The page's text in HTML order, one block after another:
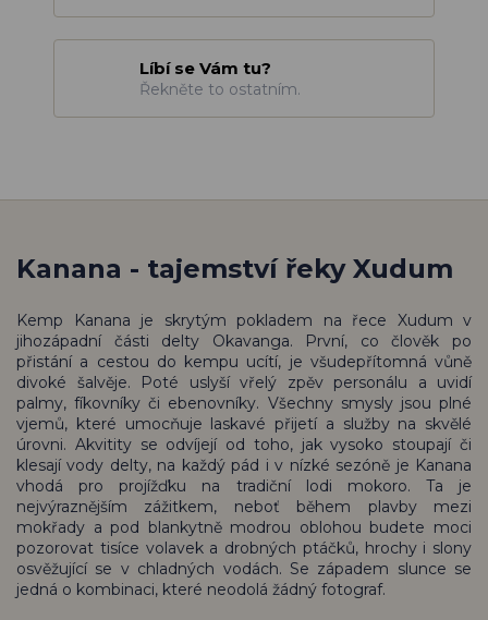
Líbí se Vám tu?
Řekněte to ostatním.
Kanana - tajemství řeky Xudum
Kemp Kanana je skrytým pokladem na řece Xudum v
jihozápadní části delty Okavanga. První, co člověk po
přistání a cestou do kempu ucítí, je všudepřítomná vůně
divoké šalvěje. Poté uslyší vřelý zpěv personálu a uvidí
palmy, fíkovníky či ebenovníky. Všechny smysly jsou plné
vjemů, které umocňuje laskavé přijetí a služby na skvělé
úrovni. Akvitity se odvíjejí od toho, jak vysoko stoupají či
klesají vody delty, na každý pád i v nízké sezóně je Kanana
vhodá pro projížďku na tradiční lodi mokoro. Ta je
nejvýraznějším zážitkem, neboť během plavby mezi
mokřady a pod blankytně modrou oblohou budete moci
pozorovat tisíce volavek a drobných ptáčků, hrochy i slony
osvěžující se v chladných vodách. Se západem slunce se
jedná o kombinaci, které neodolá žádný fotograf.